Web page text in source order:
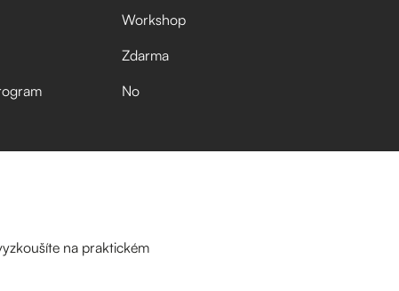
Workshop
Zdarma
No
na praktickém